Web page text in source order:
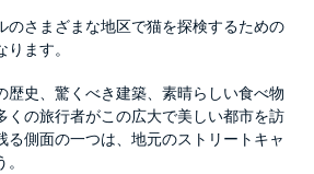
のさまざまな地区で猫を探検するための
ます。
歴史、驚くべき建築、素晴らしい食べ物
くの旅行者がこの広大で美しい都市を訪
る側面の一つは、地元のストリートキャ